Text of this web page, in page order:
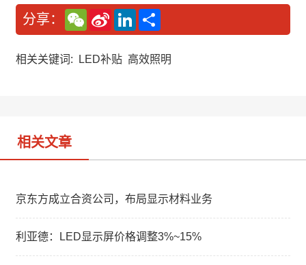
分享：
W
e
C
a
S
n
W
L
n
e
相关关键词: LED补贴 高效照明
相关文章
京东方成立合资公司，布局显示材料业务
利亚德：LED显示屏价格调整3%~15%